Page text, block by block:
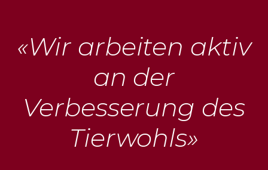
«Wir arbeiten aktiv
an der
Verbesserung des
Tierwohls»